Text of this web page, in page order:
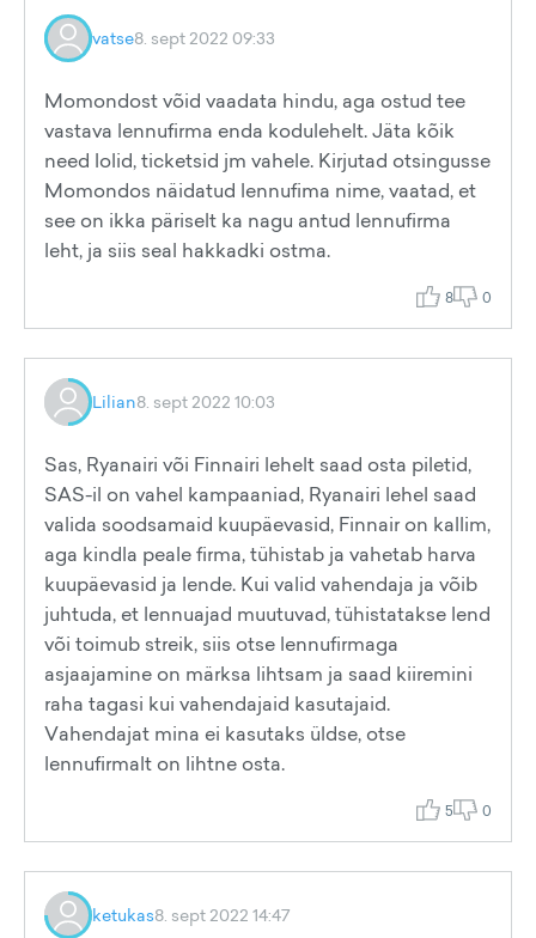
vatse8. sept 2022 09:33
Momondost võid vaadata hindu, aga ostud tee
vastava lennufirma enda kodulehelt. Jäta kõik
need lolid, ticketsid jm vahele. Kirjutad otsingusse
Momondos näidatud lennufima nime, vaatad, et
see on ikka päriselt ka nagu antud lennufirma
leht, ja siis seal hakkadki ostma.
8 0
Lilian8. sept 2022 10:03
Sas, Ryanairi või Finnairi lehelt saad osta piletid,
SAS-il on vahel kampaaniad, Ryanairi lehel saad
valida soodsamaid kuupäevasid, Finnair on kallim,
aga kindla peale firma, tühistab ja vahetab harva
kuupäevasid ja lende. Kui valid vahendaja ja võib
juhtuda, et lennuajad muutuvad, tühistatakse lend
või toimub streik, siis otse lennufirmaga
asjaajamine on märksa lihtsam ja saad kiiremini
raha tagasi kui vahendajaid kasutajaid.
Vahendajat mina ei kasutaks üldse, otse
lennufirmalt on lihtne osta.
5 0
ketukas8. sept 2022 14:47